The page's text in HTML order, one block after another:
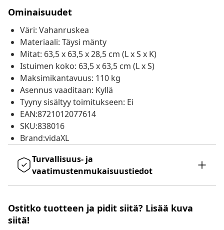
Ominaisuudet
Väri: Vahanruskea
Materiaali: Täysi mänty
Mitat: 63,5 x 63,5 x 28,5 cm (L x S x K)
Istuimen koko: 63,5 x 63,5 cm (L x S)
Maksimikantavuus: 110 kg
Asennus vaaditaan: Kyllä
Tyyny sisältyy toimitukseen: Ei
EAN:8721012077614
SKU:838016
Brand:vidaXL
Turvallisuus- ja
vaatimustenmukaisuustiedot
Ostitko tuotteen ja pidit siitä? Lisää kuva
siitä!